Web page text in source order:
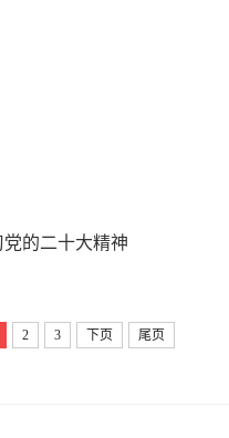
的二十大精神
2 3 下页 尾页